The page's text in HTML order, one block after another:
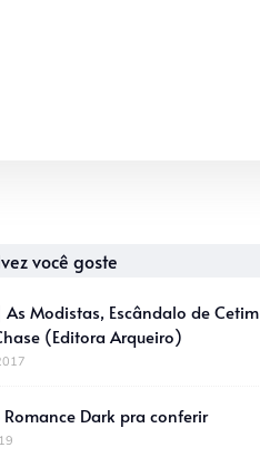
você goste
As Modistas, Escândalo de Cetim
(Editora Arqueiro)
Romance Dark pra conferir